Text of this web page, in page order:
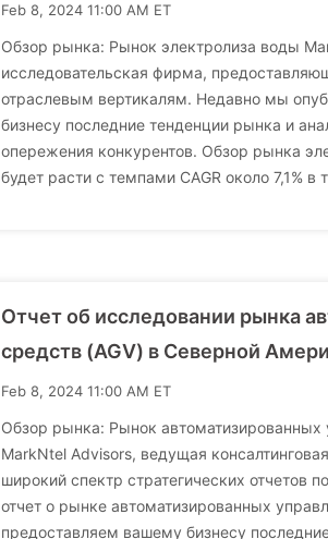
Feb 8, 2024 11:00 AM ET
Обзор рынка: Рынок электролиза воды
исследовательская фирма,
отраслевым вертикалям. Недавно мы
бизнесу последние тенденции рынка и
опережения конкурентов. Обзор рынка
будет расти с темпами CAGR около 7,1% в
Отчет об исследовании рынка
средств (AGV) в Северной
Feb 8, 2024 11:00 AM ET
Обзор рынка: Рынок
MarkNtel Advisors, ведущая
широкий спектр стратегических
отчет о рынке автоматизированных
предоставляем вашему бизнесу